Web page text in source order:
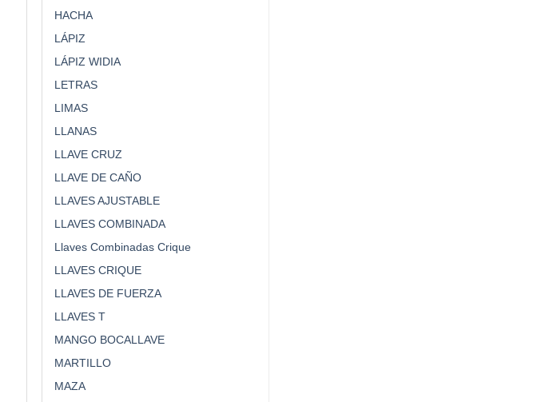
HACHA
LÁPIZ
LÁPIZ WIDIA
LETRAS
LIMAS
LLANAS
LLAVE CRUZ
LLAVE DE CAÑO
LLAVES AJUSTABLE
LLAVES COMBINADA
Llaves Combinadas Crique
LLAVES CRIQUE
LLAVES DE FUERZA
LLAVES T
MANGO BOCALLAVE
MARTILLO
MAZA